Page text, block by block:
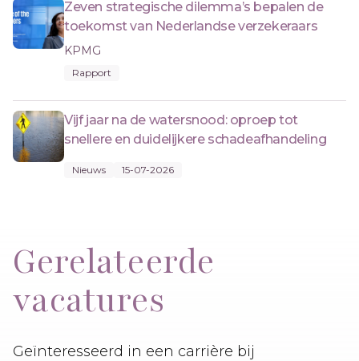
Zeven strategische dilemma’s bepalen de
toekomst van Nederlandse verzekeraars
KPMG
Rapport
Vijf jaar na de watersnood: oproep tot
snellere en duidelijkere schadeafhandeling
Nieuws 15-07-2026
Gerelateerde
vacatures
Geïnteresseerd in een carrière bij